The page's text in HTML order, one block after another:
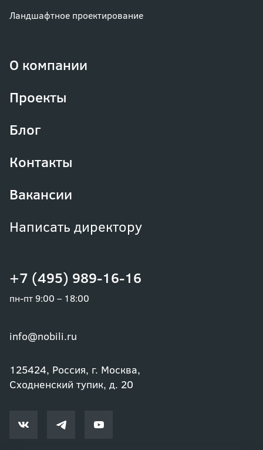
+7 (495) 989-16-16
пн-пт 9:00 – 18:00
info@nobili.ru
125424, Россия, г. Москва,
Сходненский тупик, д. 20
Ландшафтное проектирование
О компании
Проекты
Блог
Контакты
Вакансии
Написать директору